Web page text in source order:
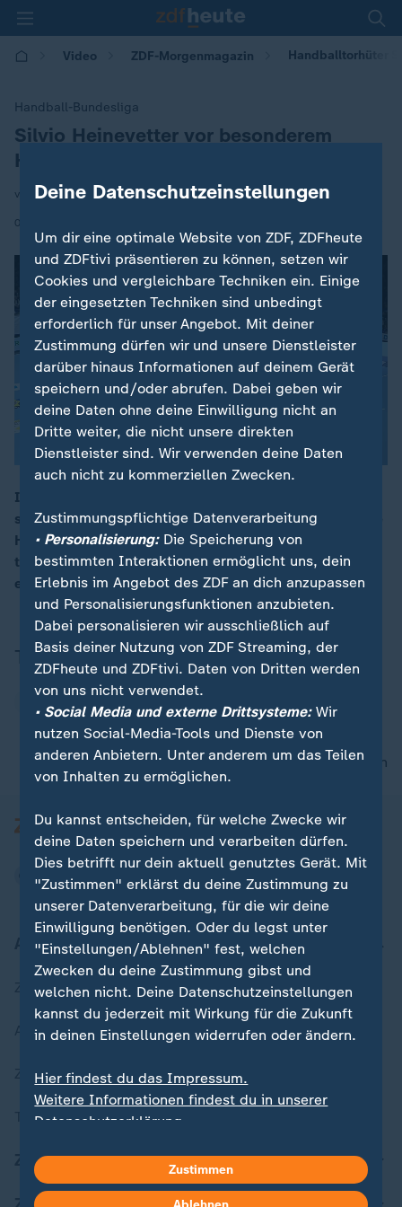
Video ZDF-Morgenmagazin Handballtorhüter
Handball-Bundesliga
:
Silvio Heinevetter vor besonderem
Heimspiel
von Marc Windgassen
04.03.2025 | 05:30
00:16
In der Handball-Bundesliga spielt Silvio Heinevetter
seine 20. Saison. Im letzten Sommer kehrte er in seine
Heimat nach Thüringen, zurück. Mit ThSV Eisenach
trifft der frühere Nationaltorhüter nun auf seinen
ehemaligen Verein SC Magdeburg.
Thema
nach oben
Aktuell bei ZDFheute
Zuletzt veröffentlicht
Aktuelle Sendungs-Videos
ZDFheute Stories
Themen im Überblick
ZDFheute Update
Deine Datenschutzeinstellungen
Um dir eine optimale Website von ZDF, ZDFheute
und ZDFtivi präsentieren zu können, setzen wir
Cookies und vergleichbare Techniken ein. Einige
der eingesetzten Techniken sind unbedingt
erforderlich für unser Angebot. Mit deiner
Zustimmung dürfen wir und unsere Dienstleister
darüber hinaus Informationen auf deinem Gerät
speichern und/oder abrufen. Dabei geben wir
deine Daten ohne deine Einwilligung nicht an
Dritte weiter, die nicht unsere direkten
Dienstleister sind. Wir verwenden deine Daten
auch nicht zu kommerziellen Zwecken.
Zustimmungspflichtige Datenverarbeitung
• Personalisierung:Die Speicherung von
bestimmten Interaktionen ermöglicht uns, dein
Erlebnis im Angebot des ZDF an dich anzupassen
und Personalisierungsfunktionen anzubieten.
Dabei personalisieren wir ausschließlich auf
Basis deiner Nutzung von ZDF Streaming, der
ZDFheute und ZDFtivi. Daten von Dritten werden
von uns nicht verwendet.
• Social Media und externe Drittsysteme:Wir
nutzen Social-Media-Tools und Dienste von
anderen Anbietern. Unter anderem um das Teilen
von Inhalten zu ermöglichen.
Du kannst entscheiden, für welche Zwecke wir
deine Daten speichern und verarbeiten dürfen.
Dies betrifft nur dein aktuell genutztes Gerät. Mit
"Zustimmen" erklärst du deine Zustimmung zu
unserer Datenverarbeitung, für die wir deine
Einwilligung benötigen. Oder du legst unter
"Einstellungen/Ablehnen" fest, welchen
Zwecken du deine Zustimmung gibst und
welchen nicht. Deine Datenschutzeinstellungen
kannst du jederzeit mit Wirkung für die Zukunft
in deinen Einstellungen widerrufen oder ändern.
Hier findest du das Impressum.
Weitere Informationen findest du in unserer
Datenschutzerklärung.
Zustimmen